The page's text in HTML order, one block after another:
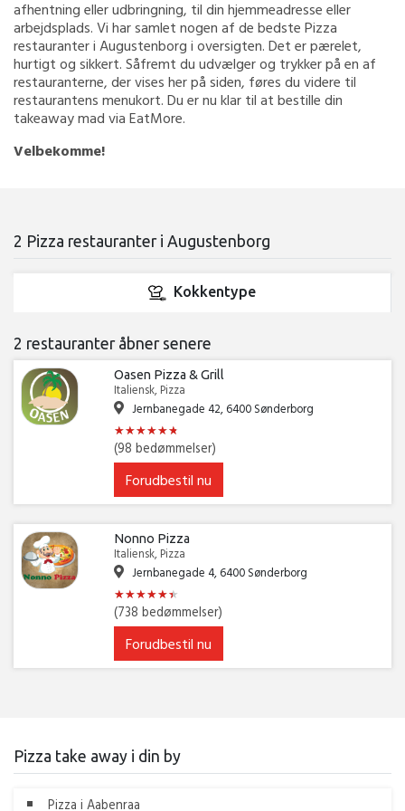
afhentning eller udbringning, til din hjemmeadresse eller
arbejdsplads. Vi har samlet nogen af de bedste Pizza
restauranter i Augustenborg i oversigten. Det er pærelet,
hurtigt og sikkert. Såfremt du udvælger og trykker på en af
restauranterne, der vises her på siden, føres du videre til
restaurantens menukort. Du er nu klar til at bestille din
takeaway mad via EatMore.
Velbekomme!
2 Pizza restauranter i Augustenborg
Kokkentype
2 restauranter åbner senere
Oasen Pizza & Grill
Italiensk, Pizza
Jernbanegade 42, 6400 Sønderborg
★★★★★★
★★★★★★
(98 bedømmelser)
Forudbestil nu
Nonno Pizza
Italiensk, Pizza
Jernbanegade 4, 6400 Sønderborg
★★★★★★
★★★★★★
(738 bedømmelser)
Forudbestil nu
Pizza take away i din by
Pizza i Aabenraa